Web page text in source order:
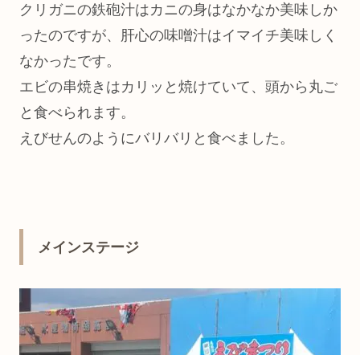
クリガニの鉄砲汁はカニの身はなかなか美味しか
ったのですが、肝心の味噌汁はイマイチ美味しく
なかったです。
エビの串焼きはカリッと焼けていて、頭から丸ご
と食べられます。
えびせんのようにバリバリと食べました。
メインステージ